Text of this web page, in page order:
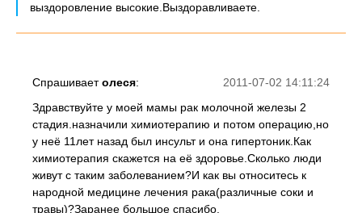
выздоровление высокие.Выздоравливаете.
2011-07-02 14:11:24
Спрашиваетолеся:
Здравствуйте у моей мамы рак молочной железы 2
стадия.назначили химиотерапию и потом операцию,но
у неё 11лет назад был инсульт и она гипертоник.Как
химиотерапия скажется на её здоровье.Сколько люди
живут с таким заболеванием?И как вы относитесь к
народной медицине лечения рака(различные соки и
травы)?Заранее большое спасибо.